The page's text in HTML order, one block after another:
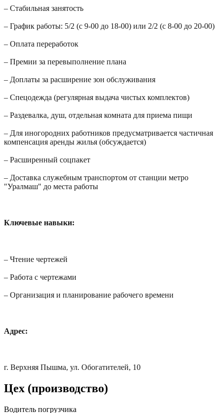
– Стабильная занятость
– График работы: 5/2 (с 9-00 до 18-00) или 2/2 (с 8-00 до 20-00)
– Оплата переработок
– Премии за перевыполнение плана
– Доплаты за расширение зон обслуживания
– Спецодежда (регулярная выдача чистых комплектов)
– Раздевалка, душ, отдельная комната для приема пищи
– Для иногородних работников предусматривается частичная
компенсация аренды жилья (обсуждается)
– Расширенный соцпакет
– Доставка служебным транспортом от станции метро
"Уралмаш" до места работы
Ключевые навыки:
– Чтение чертежей
– Работа с чертежами
– Организация и планирование рабочего времени
Адрес:
г. Верхняя Пышма, ул. Обогатителей, 10
Цех (производство)
Водитель погрузчика